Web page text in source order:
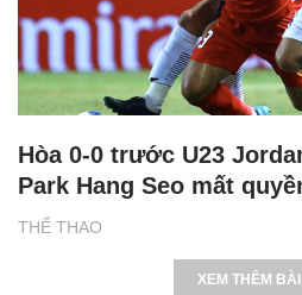
THỂ THAO
Hòa 0-0 trước U23
Park Hang Seo mất
XEM THÊM